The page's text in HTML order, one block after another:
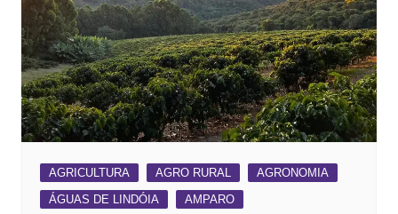
AGRICULTURA AGRO RURAL
AGRONOMIA
ÁGUAS DE LINDÓIA
AMPARO